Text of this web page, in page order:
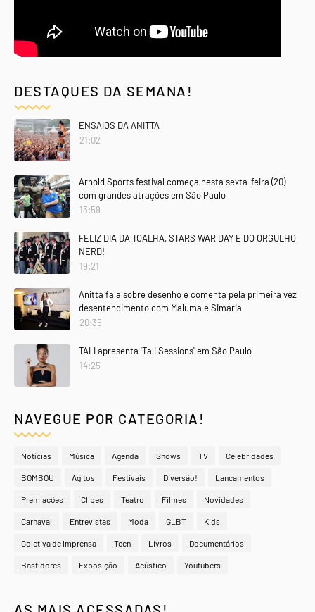
DESTAQUES DA SEMANA!
ENSAIOS DA ANITTA
21:02
Arnold Sports festival começa nesta sexta-feira (20)
com grandes atrações em São Paulo
13:59
FELIZ DIA DA TOALHA, STARS WAR DAY E DO ORGULHO
NERD!
19:21
Anitta fala sobre desenho e comenta pela primeira vez
desentendimento com Maluma e Simaria
20:35
TALI apresenta 'Tali Sessions' em São Paulo
14:25
NAVEGUE POR CATEGORIA!
Notícias Música Agenda Shows TV Celebridades
BOMBOU Agitos Festivais Diversão! Lançamentos
Premiações Clipes Teatro Filmes Novidades
Carnaval Entrevistas Moda GLBT Kids
Coletiva de Imprensa Teen Livros Documentários
Bastidores Exposição Acústico Youtubers